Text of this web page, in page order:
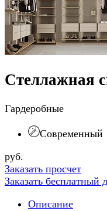
Стеллажная
Гардеробные
Современный
руб.
Заказать просчет
Заказать бесплатный
Описание